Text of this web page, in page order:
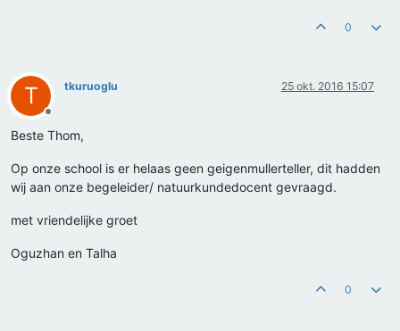
0
T
Offline
tkuruoglu 25 okt. 2016 15:07
Beste Thom,
Op onze school is er helaas geen geigenmullerteller, dit hadden
wij aan onze begeleider/ natuurkundedocent gevraagd.
met vriendelijke groet
Oguzhan en Talha
0